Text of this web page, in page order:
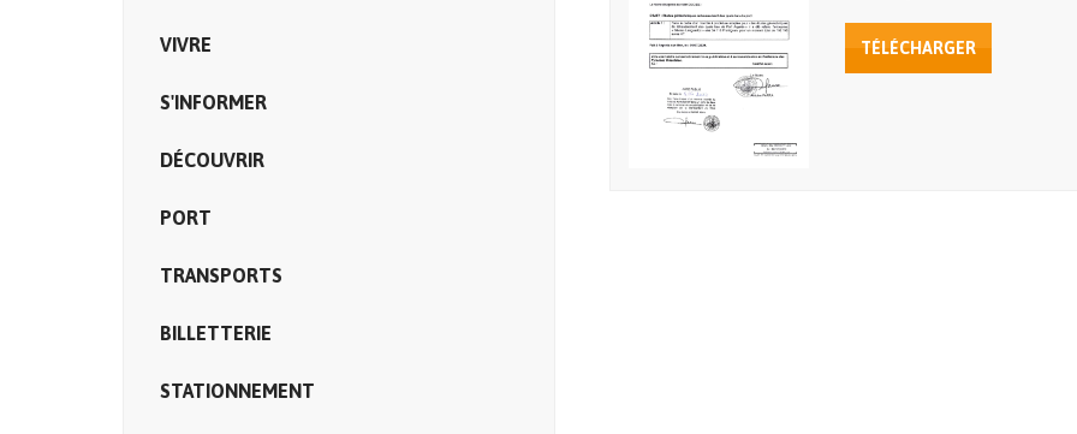
VIVRE
S'INFORMER
DÉCOUVRIR
PORT
TRANSPORTS
BILLETTERIE
STATIONNEMENT
TÉLÉCHARGER